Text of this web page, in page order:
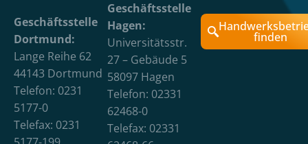
Geschäftsstelle
Dortmund:
Lange Reihe 62
44143 Dortmund
Telefon: 0231
5177-0
Telefax: 0231
Geschäftsstelle
Hagen:
Universitätsstr.
27 – Gebäude 5
58097 Hagen
Telefon: 02331
62468-0
Telefax: 02331
finden